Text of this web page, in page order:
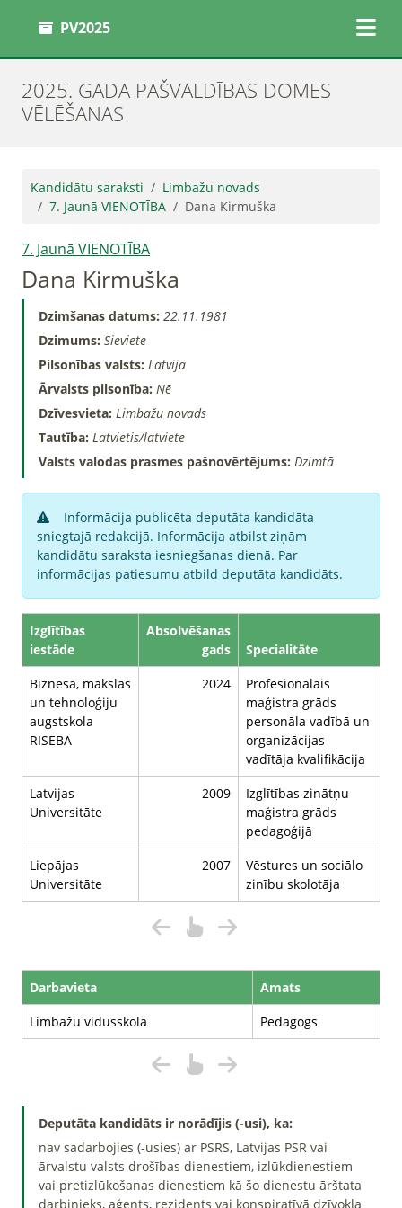
PV2025
2025. GADA PAŠVALDĪBAS DOMES
VĒLĒŠANAS
Kandidātu saraksti
Limbažu novads
7. Jaunā VIENOTĪBA
Dana Kirmuška
7. Jaunā VIENOTĪBA
Dana Kirmuška
Dzimšanas datums: 22.11.1981
Dzimums: Sieviete
Pilsonības valsts: Latvija
Ārvalsts pilsonība: Nē
Dzīvesvieta: Limbažu novads
Tautība: Latvietis/latviete
Valsts valodas prasmes pašnovērtējums: Dzimtā
Informācija publicēta deputāta kandidāta
sniegtajā redakcijā. Informācija atbilst ziņām
kandidātu saraksta iesniegšanas dienā. Par
informācijas patiesumu atbild deputāta kandidāts.
Izglītības
iestāde
Absolvēšanas
gads
Specialitāte
Biznesa, mākslas
un tehnoloģiju
augstskola
RISEBA
2024
Profesionālais
maģistra grāds
personāla vadībā un
organizācijas
vadītāja kvalifikācija
Latvijas
Universitāte
2009
Izglītības zinātņu
maģistra grāds
pedagoģijā
Liepājas
Universitāte
2007
Vēstures un sociālo
zinību skolotāja
Darbavieta
Amats
Limbažu vidusskola
Pedagogs
Deputāta kandidāts ir norādījis (-usi), ka:
nav sadarbojies (-usies) ar PSRS, Latvijas PSR vai
ārvalstu valsts drošības dienestiem, izlūkdienestiem
vai pretizlūkošanas dienestiem kā šo dienestu ārštata
darbinieks, aģents, rezidents vai konspiratīvā dzīvokļa